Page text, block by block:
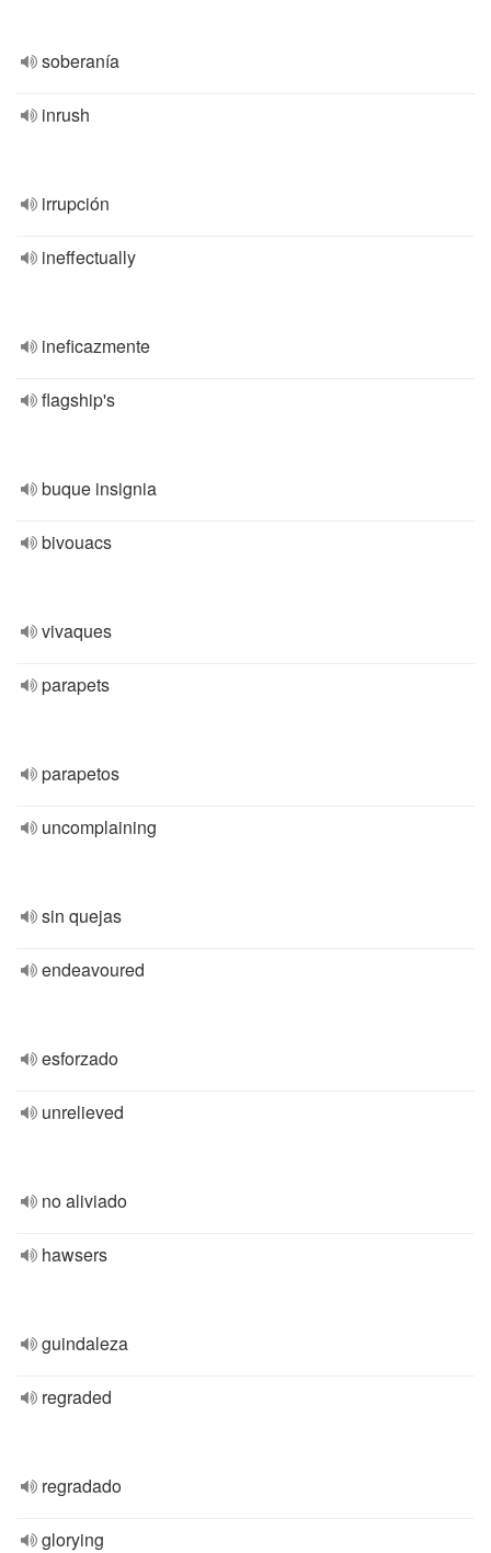
soberanía
inrush
irrupción
ineffectually
ineficazmente
flagship's
buque insignia
bivouacs
vivaques
parapets
parapetos
uncomplaining
sin quejas
endeavoured
esforzado
unrelieved
no aliviado
hawsers
guindaleza
regraded
regradado
glorying